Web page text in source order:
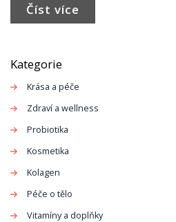
Číst více
Kategorie
Krása a péče
Zdraví a wellness
Probiotika
Kosmetika
Kolagen
Péče o tělo
Vitamíny a doplňky